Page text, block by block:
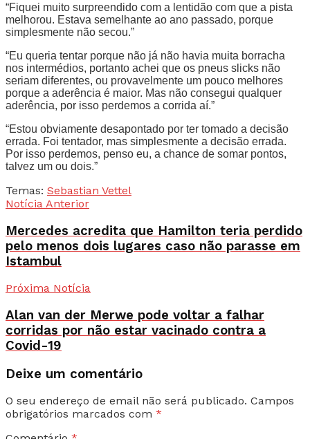
“Fiquei muito surpreendido com a lentidão com que a pista
melhorou. Estava semelhante ao ano passado, porque
simplesmente não secou.”
“Eu queria tentar porque não já não havia muita borracha
nos intermédios, portanto achei que os pneus slicks não
seriam diferentes, ou provavelmente um pouco melhores
porque a aderência é maior. Mas não consegui qualquer
aderência, por isso perdemos a corrida aí.”
“Estou obviamente desapontado por ter tomado a decisão
errada. Foi tentador, mas simplesmente a decisão errada.
Por isso perdemos, penso eu, a chance de somar pontos,
talvez um ou dois.”
Temas: Sebastian Vettel
Notícia Anterior
Mercedes acredita que Hamilton teria perdido
pelo menos dois lugares caso não parasse em
Istambul
Próxima Notícia
Alan van der Merwe pode voltar a falhar
corridas por não estar vacinado contra a
Covid-19
Deixe um comentário
O seu endereço de email não será publicado. Campos
obrigatórios marcados com *